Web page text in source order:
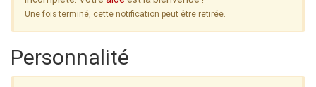
Une fois terminé, cette notification peut être retirée.
Personnalité